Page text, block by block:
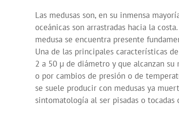
Las medusas son, en su inmensa
oceánicas son arrastradas hacia la
medusa se encuentra presente
Una de las principales características
2 a 50 µ de diámetro y que alcanzan
o por cambios de presión o de
se suele producir con medusas ya
sintomatología al ser pisadas o tocadas